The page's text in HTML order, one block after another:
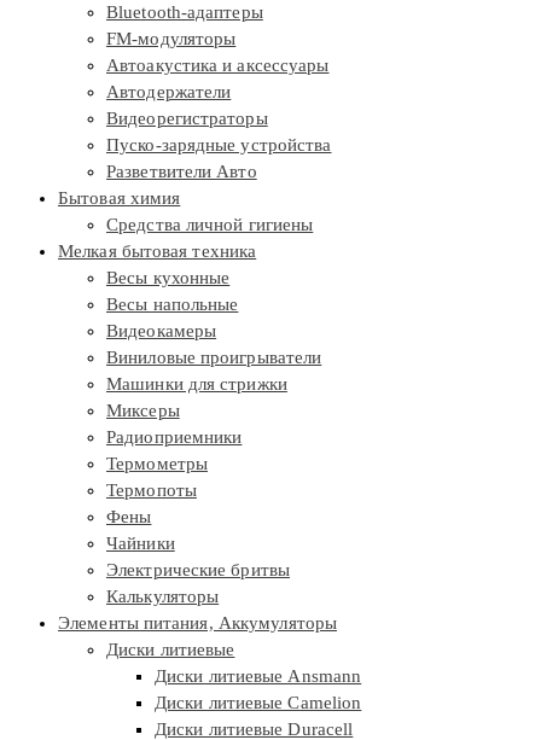
Bluetooth-адаптеры
FM-модуляторы
Автоакустика и аксессуары
Автодержатели
Видеорегистраторы
Пуско-зарядные устройства
Разветвители Авто
Бытовая химия
Средства личной гигиены
Мелкая бытовая техника
Весы кухонные
Весы напольные
Видеокамеры
Виниловые проигрыватели
Машинки для стрижки
Миксеры
Радиоприемники
Термометры
Термопоты
Фены
Чайники
Электрические бритвы
Калькуляторы
Элементы питания, Аккумуляторы
Диски литиевые
Диски литиевые Ansmann
Диски литиевые Camelion
Диски литиевые Duracell